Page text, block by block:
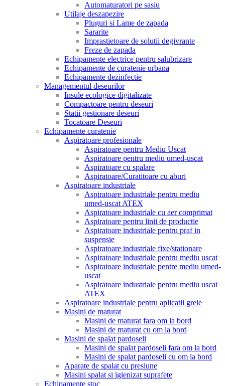
Automaturatori pe sasiu
Utilaje deszapezire
Pluguri si Lame de zapada
Sararite
Imprastietoare de solutii degivrante
Freze de zapada
Echipamente electrice pentru salubrizare
Echipamente de curatenie urbana
Echipamente dezinfectie
Managementul deseurilor
Insule ecologice digitalizate
Compactoare pentru deseuri
Statii gestionare deseuri
Tocatoare Deseuri
Echipamente curatenie
Aspiratoare profesionale
Aspiratoare pentru Mediu Uscat
Aspiratoare pentru mediu umed-uscat
Aspiratoare cu spalare
Aspiratoare/Curatitoare cu aburi
Aspiratoare industriale
Aspiratoare industriale pentru mediu
umed-uscat ATEX
Aspiratoare industriale cu aer comprimat
Aspiratoare pentru linii de productie
Aspiratoare industriale pentru praf in
suspensie
Aspiratoare industriale fixe/stationare
Aspiratoare industriale pentru mediu uscat
Aspiratoare industriale pentre mediu umed-
uscat
Aspiratoare industriale pentru mediu uscat
ATEX
Aspiratoare industriale pentru aplicatii grele
Masini de maturat
Masini de maturat fara om la bord
Masini de maturat cu om la bord
Masini de spalat pardoseli
Masini de spalat pardoseli fara om la bord
Masini de spalat pardoseli cu om la bord
Aparate de spalat cu presiune
Masini spalat si igienizat suprafete
Echipamente stoc